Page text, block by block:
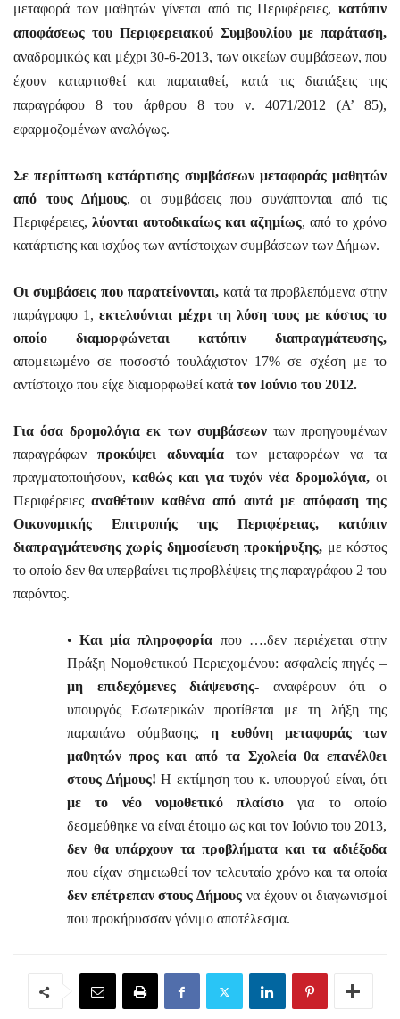
μεταφορά των μαθητών γίνεται από τις Περιφέρειες, κατόπιν
αποφάσεως του Περιφερειακού Συμβουλίου με παράταση,
αναδρομικώς και μέχρι 30-6-2013, των οικείων συμβάσεων, που
έχουν καταρτισθεί και παραταθεί, κατά τις διατάξεις της
παραγράφου 8 του άρθρου 8 του ν. 4071/2012 (Α’ 85),
εφαρμοζομένων αναλόγως.
Σε περίπτωση κατάρτισης συμβάσεων μεταφοράς μαθητών
από τους Δήμους, οι συμβάσεις που συνάπτονται από τις
Περιφέρειες, λύονται αυτοδικαίως και αζημίως, από το χρόνο
κατάρτισης και ισχύος των αντίστοιχων συμβάσεων των Δήμων.
Οι συμβάσεις που παρατείνονται, κατά τα προβλεπόμενα στην
παράγραφο 1, εκτελούνται μέχρι τη λύση τους με κόστος το
οποίο διαμορφώνεται κατόπιν διαπραγμάτευσης,
απομειωμένο σε ποσοστό τουλάχιστον 17% σε σχέση με το
αντίστοιχο που είχε διαμορφωθεί κατά τον Ιούνιο του 2012.
Για όσα δρομολόγια εκ των συμβάσεωντων προηγουμένων
παραγράφωνπροκύψει αδυναμία των μεταφορέων να τα
πραγματοποιήσουν, καθώς και για τυχόν νέα δρομολόγια, οι
Περιφέρειεςαναθέτουν καθένα από αυτά με απόφαση της
Οικονομικής Επιτροπής της Περιφέρειας, κατόπιν
διαπραγμάτευσης χωρίς δημοσίευση προκήρυξης, με κόστος
το οποίο δεν θα υπερβαίνει τις προβλέψεις της παραγράφου 2 του
παρόντος.
• Και μία πληροφορία που ….δεν περιέχεται στην
Πράξη Νομοθετικού Περιεχομένου: ασφαλείς πηγές –
μη επιδεχόμενες διάψευσης- αναφέρουν ότι ο
υπουργός Εσωτερικών προτίθεται με τη λήξη της
παραπάνω σύμβασης,η ευθύνη μεταφοράς των
μαθητών προς και από τα Σχολεία θα επανέλθει
στους Δήμους! Η εκτίμηση του κ. υπουργού είναι, ότι
με το νέο νομοθετικό πλαίσιο για το οποίο
δεσμεύθηκε να είναι έτοιμο ως και τον Ιούνιο του 2013,
δεν θα υπάρχουν τα προβλήματα και τα αδιέξοδα
που είχαν σημειωθεί τον τελευταίο χρόνο και τα οποία
δεν επέτρεπαν στους Δήμους να έχουν οι διαγωνισμοί
που προκήρυσσαν γόνιμο αποτέλεσμα.